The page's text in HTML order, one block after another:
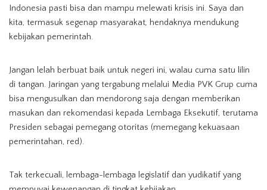
Indonesia pasti bisa dan mampu melewati krisis ini. Saya dan
kita, termasuk segenap masyarakat, hendaknya mendukung
kebijakan pemerintah.
Jangan lelah berbuat baik untuk negeri ini, walau cuma satu lilin
di tangan. Jaringan yang tergabung melalui Media PVK Grup cuma
bisa mengusulkan dan mendorong saja dengan memberikan
masukan dan rekomendasi kepada Lembaga Eksekutif, terutama
Presiden sebagai pemegang otoritas (memegang kekuasaan
pemerintahan, red).
Tak terkecuali, lembaga-lembaga legislatif dan yudikatif yang